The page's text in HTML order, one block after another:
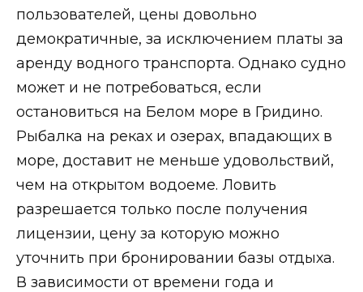
пользователей, цены довольно
демократичные, за исключением платы за
аренду водного транспорта. Однако судно
может и не потребоваться, если
остановиться на Белом море в Гридино.
Рыбалка на реках и озерах, впадающих в
море, доставит не меньше удовольствий,
чем на открытом водоеме. Ловить
разрешается только после получения
лицензии, цену за которую можно
уточнить при бронировании базы отдыха.
В зависимости от времени года и